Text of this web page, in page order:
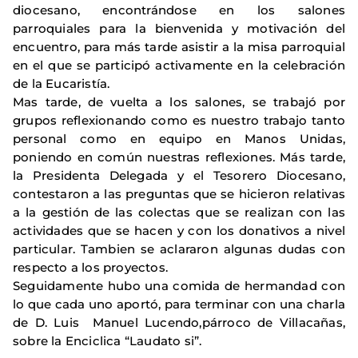
diocesano, encontrándose en los salones
parroquiales para la bienvenida y motivación del
encuentro, para más tarde asistir a la misa parroquial
en el que se participó activamente en la celebración
de la Eucaristía.
Mas tarde, de vuelta a los salones, se trabajó por
grupos reflexionando como es nuestro trabajo tanto
personal como en equipo en Manos Unidas,
poniendo en común nuestras reflexiones. Más tarde,
la Presidenta Delegada y el Tesorero Diocesano,
contestaron a las preguntas que se hicieron relativas
a la gestión de las colectas que se realizan con las
actividades que se hacen y con los donativos a nivel
particular. Tambien se aclararon algunas dudas con
respecto a los proyectos.
Seguidamente hubo una comida de hermandad con
lo que cada uno aportó, para terminar con una charla
de D. Luis Manuel Lucendo,párroco de Villacañas,
sobre la Enciclica “Laudato si”.